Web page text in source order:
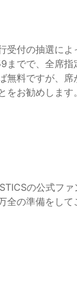
受付の抽選に
までで、全席
無料ですが、
お勧めします。
の公式フ
全の準備をして